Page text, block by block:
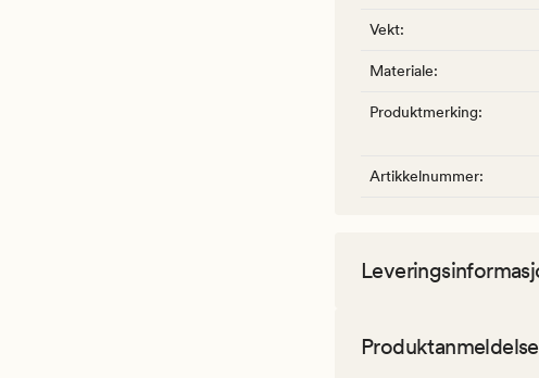
Vekt:
Materiale:
Produktmerking:
Artikkelnummer: